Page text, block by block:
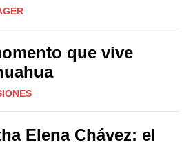
que vive
Elena Chávez: el